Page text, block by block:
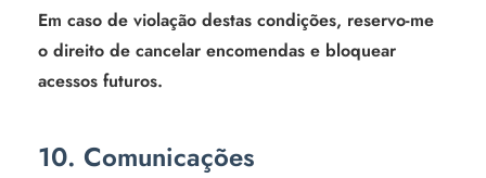
Em caso de violação destas condições, reservo-me
o direito de cancelar encomendas e bloquear
acessos futuros.
10. Comunicações